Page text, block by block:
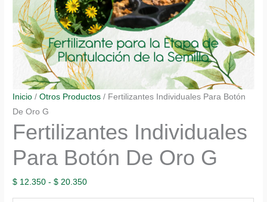
Inicio /Otros Productos / Fertilizantes Individuales Para Botón
De Oro G
Fertilizantes Individuales
Para Botón De Oro G
$ 12.350 - $ 20.350Rango
de